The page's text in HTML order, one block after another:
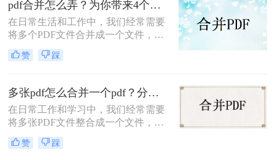
并。
pdf合并怎么弄？为你带来4个好用的方法！
在日常生活和工作中，我们经常需要
将多个PDF文件合并成一个文件，以
便于管理和分享。那么pdf合并怎么弄
呢？本文将详细介绍几种PDF合并的
赞 踩
多张pdf怎么合并一个pdf？分享三种方法帮助你解决！
在日常工作和学习中，我们经常需要
将多张PDF文件整合成一个文件，以
便于查阅、分享或存档。无论是学术
报告、项目文档还是合同文件，将多
赞 踩